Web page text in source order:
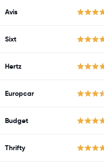
Avis
Sixt
Hertz
Europcar
Budget
Thrifty